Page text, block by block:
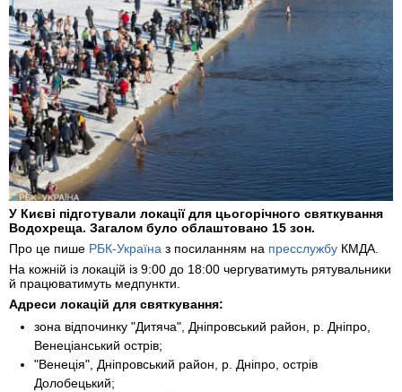
У Києві підготували локації для цьогорічного святкування
Водохреща. Загалом було облаштовано 15 зон.
Про це пише РБК-Україна з посиланням на пресслужбу КМДА.
На кожній із локацій із 9:00 до 18:00 чергуватимуть рятувальники
й працюватимуть медпункти.
Адреси локацій для святкування:
зона відпочинку "Дитяча", Дніпровський район, р. Дніпро,
Венеціанський острів;
"Венеція", Дніпровський район, р. Дніпро, острів
Долобецький;